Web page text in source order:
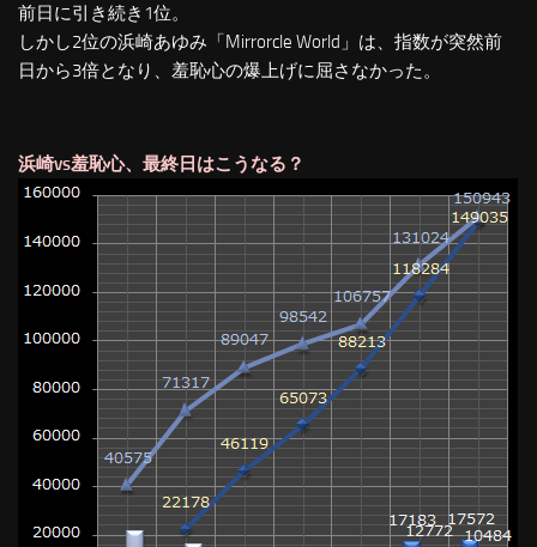
前日に引き続き1位。
しかし2位の浜崎あゆみ「Mirrorcle World」は、指数が突然前
日から3倍となり、羞恥心の爆上げに屈さなかった。
浜崎vs羞恥心、最終日はこうなる？